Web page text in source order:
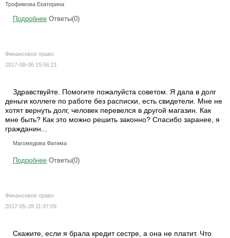
Трофимова Екатерина
Подробнее Ответы(0)
Финансовое право
2017-08-06 15:56:21
Здравствуйте. Помогите пожалуйста советом. Я дала в долг
деньги коллеге по работе без расписки, есть свидетели. Мне не
хотят вернуть долг, человек перевелся в другой магазин. Как
мне быть? Как это можно решить законно? Спасибо заранее, я
гражданин...
Магомедова Фатима
Подробнее Ответы(0)
Финансовое право
2017-05-28 11:47:09
Скажите, если я брала кредит сестре, а она не платит. Что